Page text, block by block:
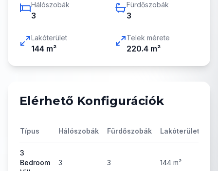
Hálószobák
3
Fürdőszobák
3
Lakóterület
144 m²
Telek mérete
220.4 m²
Elérhető Konfigurációk
Típus Hálószobák Fürdőszobák Lakóterület
3
Bedroom
3 3 144 m²